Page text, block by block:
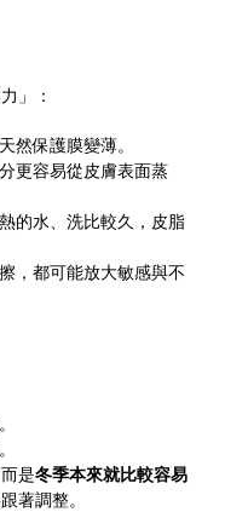
」：
然保護膜變薄。
更容易從皮膚表面蒸
的水、洗比較久，皮脂
，都可能放大敏感與不
是冬季本來就比較容易
著調整。